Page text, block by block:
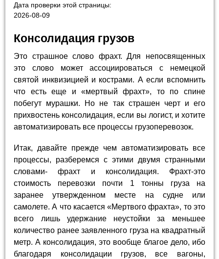
Дата проверки этой страницы:
2026-08-09
Консолидация грузов
Это страшное слово фрахт. Для непосвященных
это слово может ассоциироваться с немецкой
святой инквизицией и кострами. А если вспомнить
что есть еще и «мертвый фрахт», то по спине
побегут мурашки. Но не так страшен черт и его
прихвостень консолидация, если вы логист, и хотите
автоматизировать все процессы грузоперевозок.
Итак, давайте прежде чем автоматизировать все
процессы, разберемся с этими двумя странными
словами- фрахт и консолидация. Фрахт-это
стоимость перевозки почти 1 тонны груза на
заранее утвержденном месте на судне или
самолете. А что касается «Мертвого фрахта», то это
всего лишь удержание неустойки за меньшее
количество ранее заявленного груза на квадратный
метр. А консолидация, это вообще благое дело, ибо
благодаря консолидации грузов, все вагоны,